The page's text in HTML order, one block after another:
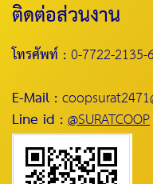
ติดต่อส่วนงาน
โทรศัพท์ :0-7722-
E-Mail :
Line id :@SURATCOOP